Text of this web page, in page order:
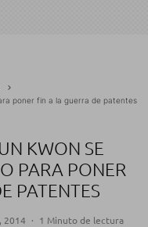
poner fin a la guerra de patentes
KWON SE
PARA PONER
PATENTES
2014 · 1 Minuto de lectura